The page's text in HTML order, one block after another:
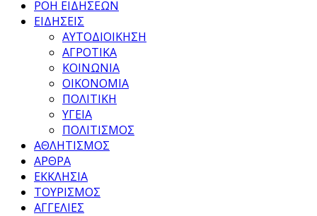
ΡΟΗ ΕΙΔΗΣΕΩΝ
ΕΙΔΗΣΕΙΣ
ΑΥΤΟΔΙΟΙΚΗΣΗ
ΑΓΡΟΤΙΚΑ
ΚΟΙΝΩΝΙΑ
ΟΙΚΟΝΟΜΙΑ
ΠΟΛΙΤΙΚΗ
ΥΓΕΙΑ
ΠΟΛΙΤΙΣΜΟΣ
ΑΘΛΗΤΙΣΜΟΣ
ΑΡΘΡΑ
ΕΚΚΛΗΣΙΑ
ΤΟΥΡΙΣΜΟΣ
ΑΓΓΕΛΙΕΣ